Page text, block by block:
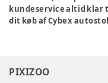
kundeservice altid klar
dit køb af Cybex
PIXIZOO